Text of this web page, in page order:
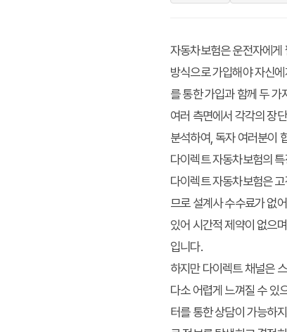
자동차보험은 운전자에
방식으로 가입해야 자신
를 통한 가입과 함께 두
여러 측면에서 각각의 장
분석하여, 독자 여러분이
다이렉트 자동차보험의
다이렉트 자동차보험은
므로 설계사 수수료가 없
있어 시간적 제약이 없으
입니다.
하지만 다이렉트 채널은
다소 어렵게 느껴질 수 있
터를 통한 상담이 가능하